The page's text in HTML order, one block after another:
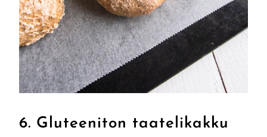
6. Gluteeniton taatelikakku